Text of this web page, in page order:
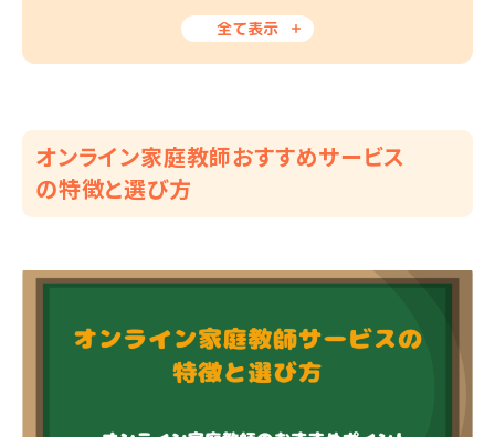
全て表示
オンライン家庭教師おすすめサービス
の特徴と選び方